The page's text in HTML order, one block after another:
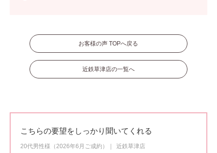
お客様の声 TOPへ戻る
近鉄草津店の一覧へ
こちらの要望をしっかり聞いてくれる
20代男性様（2026年6月ご成約）
近鉄草津店